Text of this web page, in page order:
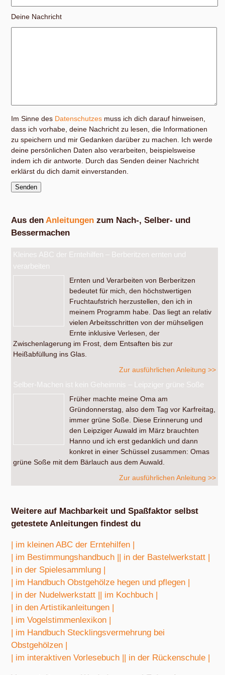
Deine Nachricht
Im Sinne des Datenschutzes muss ich dich darauf hinweisen,
dass ich vorhabe, deine Nachricht zu lesen, die Informationen
zu speichern und mir Gedanken darüber zu machen. Ich werde
deine persönlichen Daten also verarbeiten, beispielsweise
indem ich dir antworte. Durch das Senden deiner Nachricht
erklärst du dich damit einverstanden.
Aus denAnleitungen zum Nach-, Selber- und
Bessermachen
Kleines ABC der Erntehilfen – Berberitzen ernten und
verarbeiten
Ernten und Verarbeiten von Berberitzen
bedeutet für mich, den höchstwertigen
Fruchtaufstrich herzustellen, den ich in
meinem Programm habe. Das liegt an relativ
vielen Arbeitsschritten von der mühseligen
Ernte inklusive Verlesen, der
Zwischenlagerung im Frost, dem Entsaften bis zur
Heißabfüllung ins Glas.
Zur ausführlichen Anleitung >>
Selber-Machen ist kein Geheimnis – Leipziger grüne Soße
Früher machte meine Oma am
Gründonnerstag, also dem Tag vor Karfreitag,
immer grüne Soße. Diese Erinnerung und
den Leipziger Auwald im März brauchten
Hanno und ich erst gedanklich und dann
konkret in einer Schüssel zusammen: Omas
grüne Soße mit dem Bärlauch aus dem Auwald.
Zur ausführlichen Anleitung >>
Weitere auf Machbarkeit und Spaßfaktor selbst
getestete Anleitungen findest du
| im kleinen ABC der Erntehilfen |
| im Bestimmungshandbuch || in der Bastelwerkstatt |
| in der Spielesammlung |
| im Handbuch Obstgehölze hegen und pflegen |
| in der Nudelwerkstatt || im Kochbuch |
| in den Artistikanleitungen |
| im Vogelstimmenlexikon |
| im Handbuch Stecklingsvermehrung bei
Obstgehölzen |
| im interaktiven Vorlesebuch || in der Rückenschule |